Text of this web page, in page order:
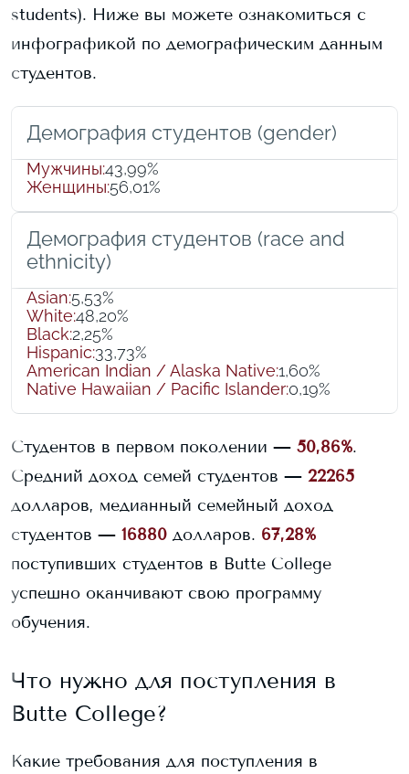
students). Ниже вы можете ознакомиться с
инфографикой по демографическим данным
студентов.
Демография студентов (gender)
Мужчины:43,99%
Женщины:56,01%
Демография студентов (race and
ethnicity)
Asian:5,53%
White:48,20%
Black:2,25%
Hispanic:33,73%
American Indian / Alaska Native:1,60%
Native Hawaiian / Pacific Islander:0,19%
Студентов в первом поколении — 50,86%.
Средний доход семей студентов — 22265
долларов, медианный семейный доход
студентов — 16880 долларов. 67,28%
поступивших студентов в Butte College
успешно оканчивают свою программу
обучения.
Что нужно для поступления в
Butte College?
Какие требования для поступления в